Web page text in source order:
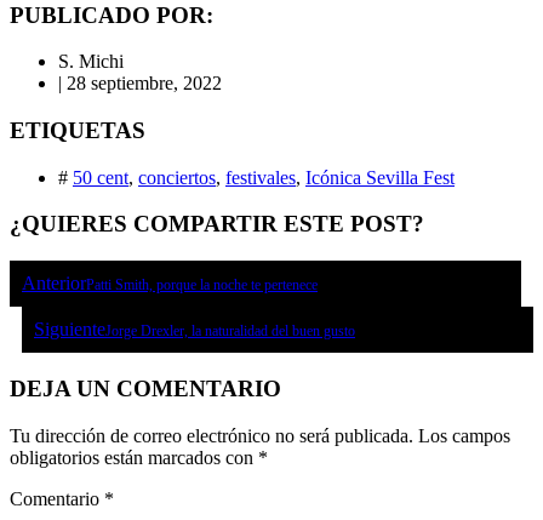
PUBLICADO POR:
S. Michi
| 28 septiembre, 2022
ETIQUETAS
# 50 cent, conciertos, festivales, Icónica Sevilla Fest
¿QUIERES COMPARTIR ESTE POST?
AnteriorPatti Smith, porque la noche te pertenece
SiguienteJorge Drexler, la naturalidad del buen gusto
DEJA UN COMENTARIO
Tu dirección de correo electrónico no será publicada. Los campos
obligatorios están marcados con *
Comentario *